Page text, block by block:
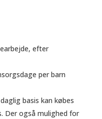
efter
per barn
basis kan købes
Der også mulighed for